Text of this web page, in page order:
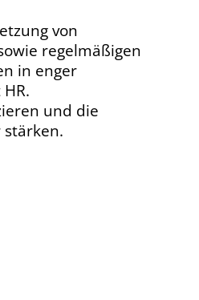
von
regelmäßigen
in enger
und die